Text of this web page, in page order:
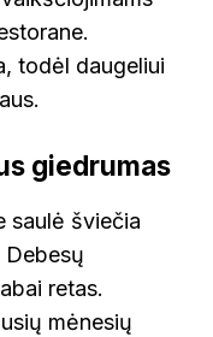
todėl daugeliui
giedrumas
saulė šviečia
Debesų
retas.
mėnesių